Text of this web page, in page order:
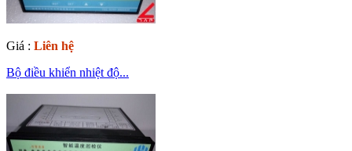
Giá : Liên hệ
Bộ điều khiển nhiệt độ...